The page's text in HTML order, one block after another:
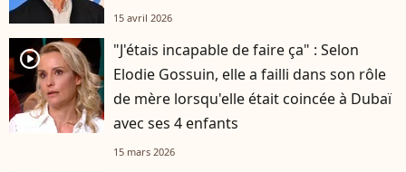
15 avril 2026
player2
"J'étais incapable de faire ça" : Selon
Elodie Gossuin, elle a failli dans son rôle
de mère lorsqu'elle était coincée à Dubaï
avec ses 4 enfants
15 mars 2026